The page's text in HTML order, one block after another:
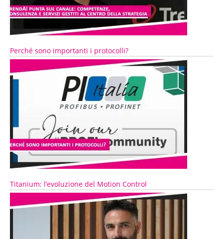
Perché sono importanti i protocolli?
Titanium: l’evoluzione del Motion Control